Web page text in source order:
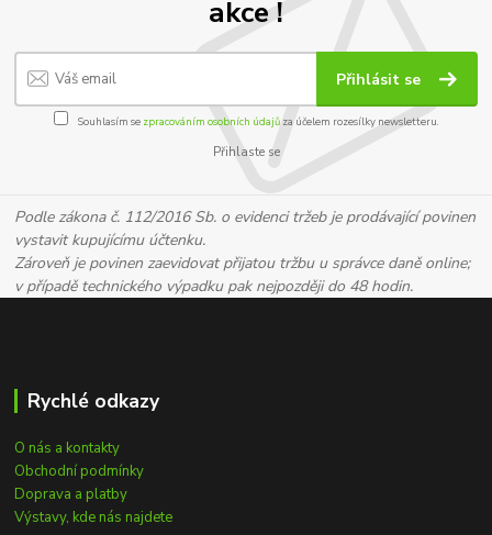
akce !
Přihlásit se
Souhlasím se zpracováním osobních údajůza účelem rozesílky newsletteru.
Přihlaste se
Podle zákona č. 112/2016 Sb. o evidenci tržeb je prodávající povinen
vystavit kupujícímu účtenku.
Zároveň je povinen zaevidovat přijatou tržbu u správce daně online;
v případě technického výpadku pak nejpozději do 48 hodin.
Rychlé odkazy
O nás a kontakty
Obchodní podmínky
Doprava a platby
Výstavy, kde nás najdete